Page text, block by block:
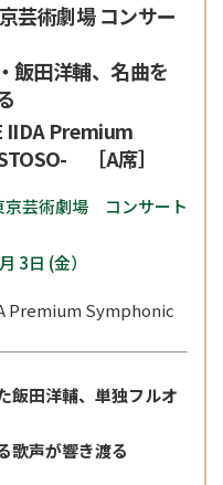
芸術劇場 コンサー
飯田洋輔、名曲を
IIDA Premium
［A席］
京芸術劇場 コンサート
3日 (金）
Premium Symphonic
田洋輔、 単独フルオ
歌声が響き渡る